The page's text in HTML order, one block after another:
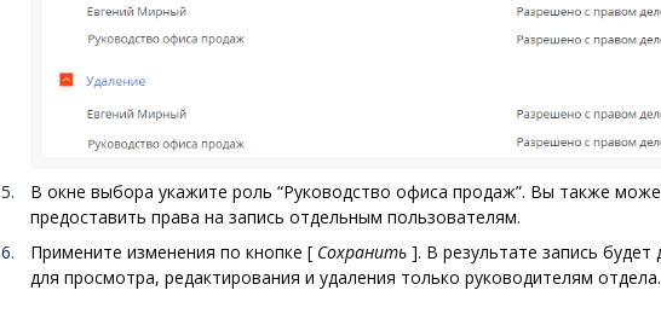
В окне выбора укажите роль “Руководство офиса продаж”. Вы также
предоставить права на запись отдельным пользователям.
Примените изменения по кнопке [ Сохранить ]. В результате запись будет
для просмотра, редактирования и удаления только руководителям отдела.